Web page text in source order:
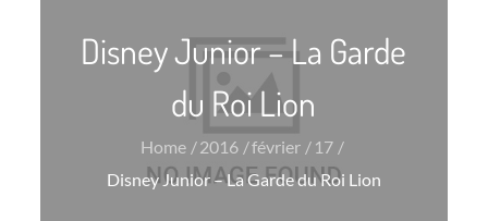
Disney Junior – La Garde
du Roi Lion
Home 2016 février
17
Disney Junior – La Garde du Roi Lion